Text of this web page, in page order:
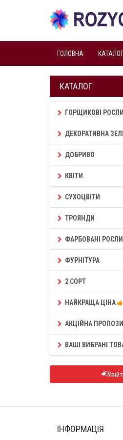
ГОЛОВНА КАТАЛОГ
КАТАЛОГ
ГОРЩИКОВІ
ДЕКОРАТИВНА
ДОБРИВО
КВІТИ
СУХОЦВІТИ
ТРОЯНДИ
ФАРБОВАНІ
ФУРНІТУРА
2 СОРТ
НАЙКРАЩА ЦІНА
АКЦІЙНА
ВАШІ ВИБРАНІ
ІНФОРМАЦІЯ